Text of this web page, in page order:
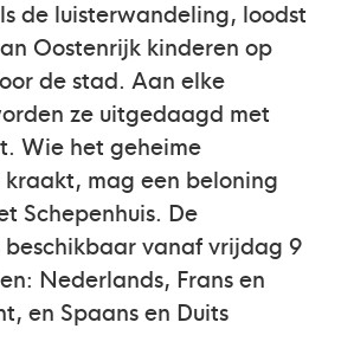
de luisterwandeling, loodst
Oostenrijk kinderen op
de stad. Aan elke
ze uitgedaagd met
Wie het geheime
mag een beloning
Schepenhuis. De
vanaf vrijdag 9
Nederlands, Frans en
en Spaans en Duits